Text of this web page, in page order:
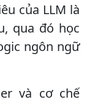
của LLM là
qua đó học
ngôn ngữ
và cơ chế